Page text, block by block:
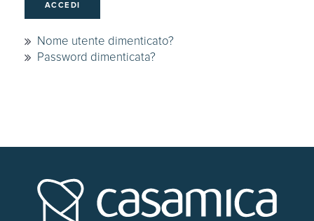
ACCEDI
Nome utente dimenticato?
Password dimenticata?